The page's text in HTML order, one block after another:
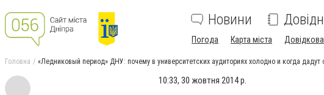
Новини
Погода Карта міста Довідкова
Головна «Ледниковый период» ДНУ: почему в университетских аудиториях холодно и когда дадут
10:33, 30 жовтня 2014 р.